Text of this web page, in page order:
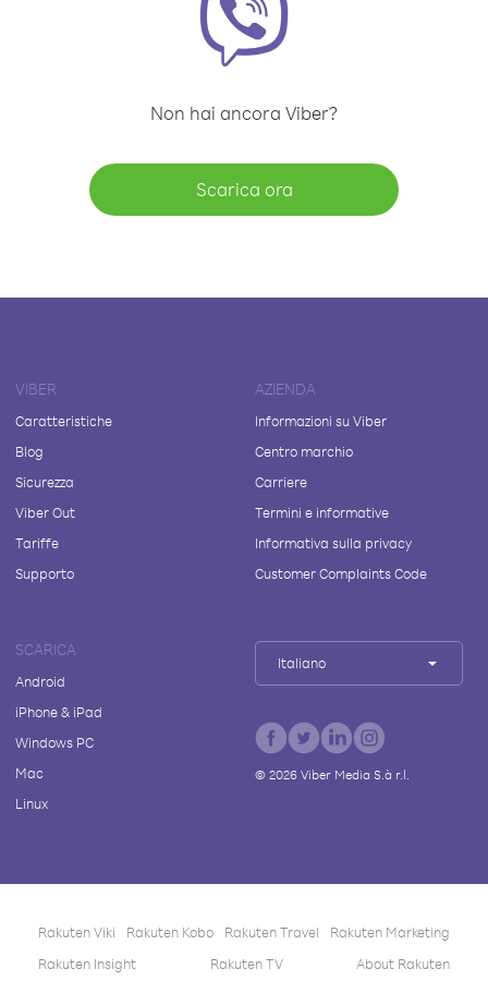
Non hai ancora Viber?
Scarica ora
VIBER
Caratteristiche
Blog
Sicurezza
Viber Out
Tariffe
Supporto
AZIENDA
Informazioni su Viber
Centro marchio
Carriere
Termini e informative
Informativa sulla privacy
Customer Complaints Code
SCARICA
Android
iPhone & iPad
Windows PC
Mac
Linux
Italiano
© 2026Viber Media S.à r.l.
Rakuten Viki Rakuten Kobo Rakuten Travel
Rakuten Marketing
Rakuten Insight
Rakuten TV About Rakuten